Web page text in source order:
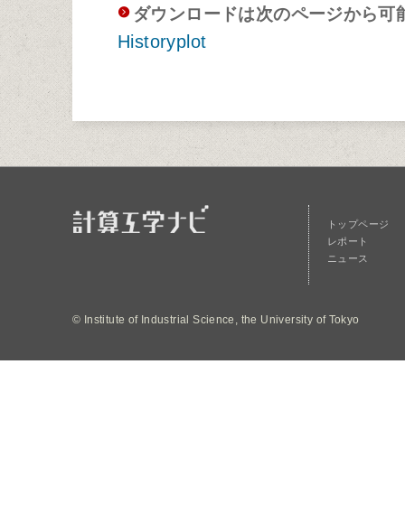
ダウンロードは次のページから可
Historyplot
トップページ
レポート
ニュース
© Institute of Industrial Science, the University of Tokyo